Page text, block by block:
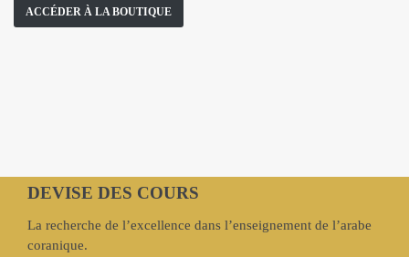
ACCÉDER À LA BOUTIQUE
DEVISE DES COURS
La recherche de l’excellence dans l’enseignement de l’arabe
coranique.